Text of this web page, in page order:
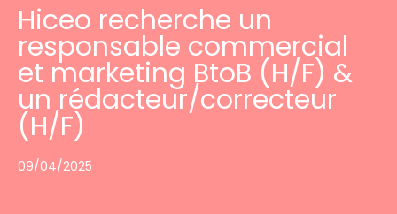
Hiceo recherche un
responsable commercial
et marketing BtoB (H/F) &
un rédacteur/correcteur
(H/F)
09/04/2025